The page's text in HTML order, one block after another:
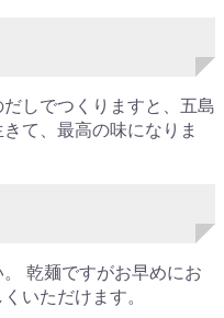
しでつくりますと、五島
て、最高の味になりま
乾麺ですがお早めにお
いただけます。